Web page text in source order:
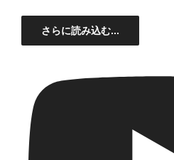
さらに読み込む...